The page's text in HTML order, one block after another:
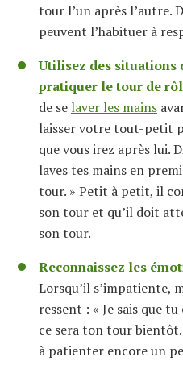
tour l’un après l’autre.
peuvent l’habituer à
Utilisez des situations
pratiquer le tour de
de se laver les mains
laisser votre tout-petit
que vous irez après lui.
laves tes mains en
tour. » Petit à petit, il
son tour et qu’il doit
son tour.
Reconnaissez les
Lorsqu’il s’impatiente,
ressent : « Je sais que
ce sera ton tour
à patienter encore un